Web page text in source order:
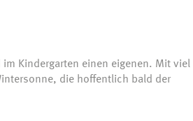
Kindergarten einen eigenen. Mit viel
die hoffentlich bald der